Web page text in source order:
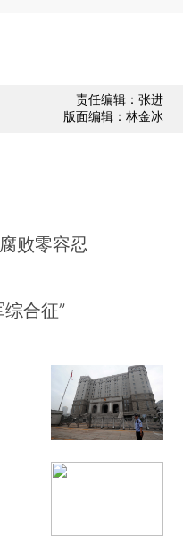
责任编辑：张进
版面编辑：林金冰
败零容忍
综合征”